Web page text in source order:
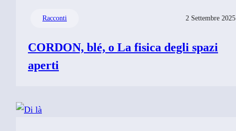
Racconti 2 Settembre 2025
CORDON, blé, o La fisica degli spazi
aperti